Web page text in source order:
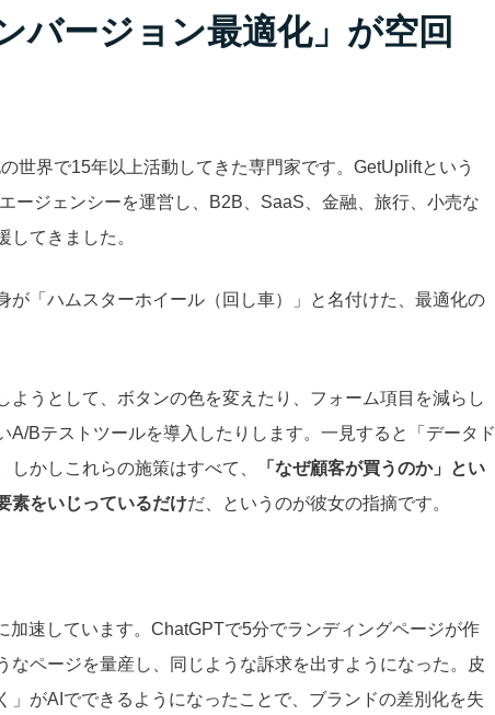
バージョン最適化」が空回
世界で15年以上活動してきた専門家です。GetUpliftという
ージェンシーを運営し、B2B、SaaS、金融、旅行、小売な
してきました。
が「ハムスターホイール（回し車）」と名付けた、最適化の
ようとして、ボタンの色を変えたり、フォーム項目を減らし
A/Bテストツールを導入したりします。一見すると「データド
かしこれらの施策はすべて、
「なぜ顧客が買うのか」とい
素をいじっているだけだ、というのが彼女の指摘です。
加速しています。ChatGPTで5分でランディングページが作
なページを量産し、同じような訴求を出すようになった。皮
」がAIでできるようになったことで、ブランドの差別化を失